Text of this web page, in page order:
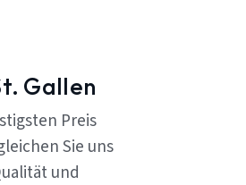
Gallen
Preis
Sie uns
und